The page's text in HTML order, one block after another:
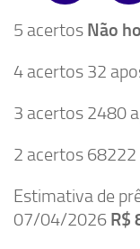
5 acertos Não
4 acertos 32
3 acertos 2480
2 acertos 68222
Estimativa de
07/04/2026 R$